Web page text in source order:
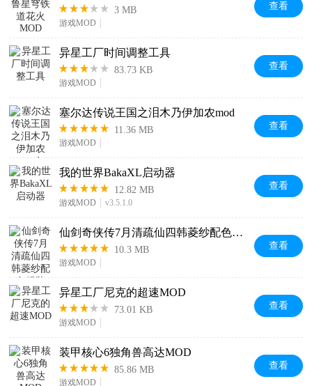
3 MB
游戏MOD
查看
异星工厂时间调整工具
83.73 KB
游戏MOD
查看
塞尔达传说王国之泪木乃伊加农mod
11.36 MB
游戏MOD
查看
我的世界BakaXL启动器
12.82 MB
游戏MOD v3.5.1.0
查看
仙剑奇侠传7月清疏仙四韩菱纱配色服装MOD
10.3 MB
游戏MOD
查看
异星工厂尼克的超速MOD
73.01 KB
游戏MOD
查看
装甲核心6独角兽高达MOD
85.86 MB
游戏MOD
查看